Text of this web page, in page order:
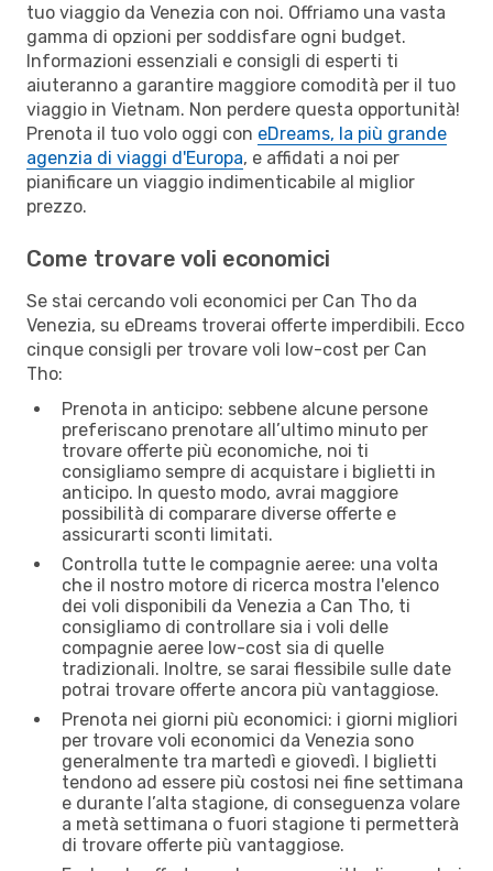
tuo viaggio da Venezia con noi. Offriamo una vasta
gamma di opzioni per soddisfare ogni budget.
Informazioni essenziali e consigli di esperti ti
aiuteranno a garantire maggiore comodità per il tuo
viaggio in Vietnam. Non perdere questa opportunità!
Prenota il tuo volo oggi con eDreams, la più grande
agenzia di viaggi d'Europa, e affidati a noi per
pianificare un viaggio indimenticabile al miglior
prezzo.
Come trovare voli economici
Se stai cercando voli economici per Can Tho da
Venezia, su eDreams troverai offerte imperdibili. Ecco
cinque consigli per trovare voli low-cost per Can
Tho:
Prenota in anticipo: sebbene alcune persone
preferiscano prenotare all’ultimo minuto per
trovare offerte più economiche, noi ti
consigliamo sempre di acquistare i biglietti in
anticipo. In questo modo, avrai maggiore
possibilità di comparare diverse offerte e
assicurarti sconti limitati.
Controlla tutte le compagnie aeree: una volta
che il nostro motore di ricerca mostra l'elenco
dei voli disponibili da Venezia a Can Tho, ti
consigliamo di controllare sia i voli delle
compagnie aeree low-cost sia di quelle
tradizionali. Inoltre, se sarai flessibile sulle date
potrai trovare offerte ancora più vantaggiose.
Prenota nei giorni più economici: i giorni migliori
per trovare voli economici da Venezia sono
generalmente tra martedì e giovedì. I biglietti
tendono ad essere più costosi nei fine settimana
e durante l’alta stagione, di conseguenza volare
a metà settimana o fuori stagione ti permetterà
di trovare offerte più vantaggiose.